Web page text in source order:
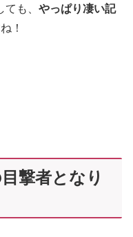
も、 やっぱり凄い記
！
撃者となり